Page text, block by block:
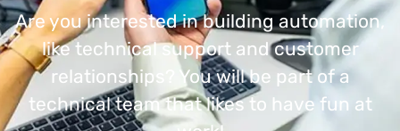
Are you interested in building automation,
like technical support and customer
relationships? You will be part of a
technical team that likes to have fun at